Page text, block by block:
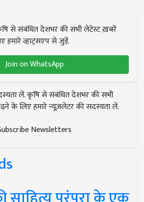
से संबंधित देशभर की सभी लेटेस्ट ख़बरें
हमारे व्हाट्सएप से जुड़ें.
Join on WhatsApp
लें. कृषि से संबंधित देशभर की सभी
के लिए हमारे न्यूज़लेटर की सदस्यता लें.
Newsletters